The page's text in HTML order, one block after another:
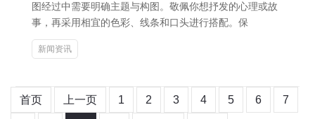
图经过中需要明确主题与构图。敬佩你想抒发的心理或故
事，再采用相宜的色彩、线条和口头进行搭配。保
新闻资讯
首页 上一页 1 2 3 4 5 6 7